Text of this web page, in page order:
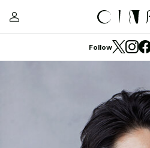
Follow